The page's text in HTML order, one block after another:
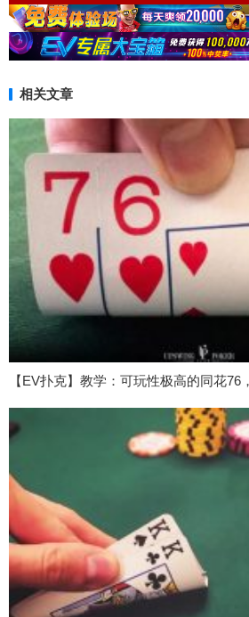
相关文章
【EV扑克】教学：可玩性极高的同花76